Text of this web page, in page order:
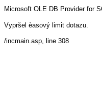
Microsoft OLE DB Provider for
Vypršel èasový limit dotazu.
/incmain.asp, line 308